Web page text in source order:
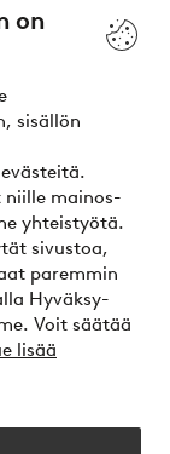
on
sisällön
niille mainos-
yhteistyötä.
sivustoa,
paremmin
Hyväksy-
Voit säätää
lisää
erissä
?